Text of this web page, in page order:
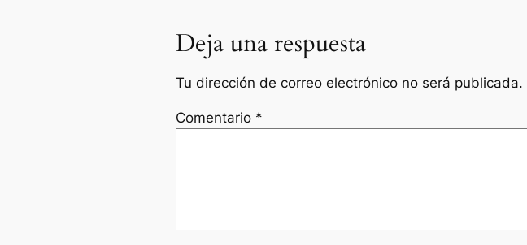
Deja una respuesta
Tu dirección de correo electrónico no será publicada.
Comentario *